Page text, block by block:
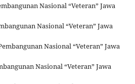
Nasional “Veteran” Jawa
Nasional “Veteran” Jawa
Nasional “Veteran” Jawa
Nasional “Veteran” Jawa